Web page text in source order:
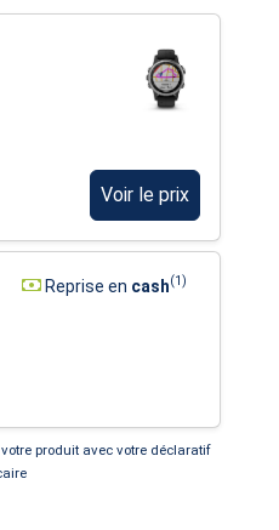
Voir le prix
Reprise en cash(1)
produit avec votre déclaratif